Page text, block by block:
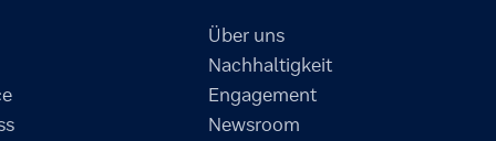
Über uns
Nachhaltigkeit
Engagement
Newsroom